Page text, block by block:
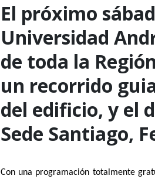
El próximo
Universidad
de toda la
un recorrido
del edificio, y el
Sede Santiago,
Con una programación totalmente